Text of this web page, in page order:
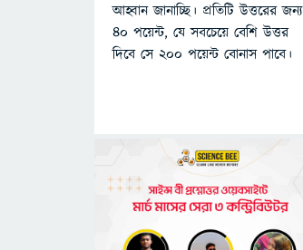
আহ্বান জানাচ্ছি। প্রতিটি উত্তরের জন্য
৪০ পয়েন্ট, যে সবচেয়ে বেশি উত্তর
দিবে সে ২০০ পয়েন্ট বোনাস পাবে।